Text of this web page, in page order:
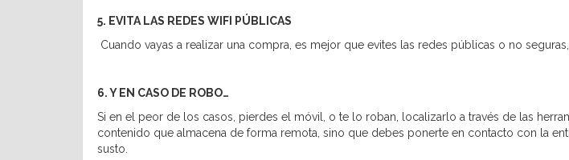
5. EVITA LAS REDES WIFI PÚBLICAS
Cuando vayas a realizar una compra, es mejor que evites las redes públicas o no
6. Y EN CASO DE ROBO…
Si en el peor de los casos, pierdes el móvil, o te lo roban, localizarlo a través de las
contenido que almacena de forma remota, sino que debes ponerte en contacto con la
susto.